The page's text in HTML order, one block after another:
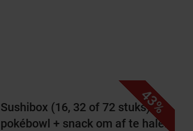
43%
Sushibox (16, 32 of 72 stuks) of
pokébowl + snack om af te halen
19 20
21 22 23 24 25 26 27